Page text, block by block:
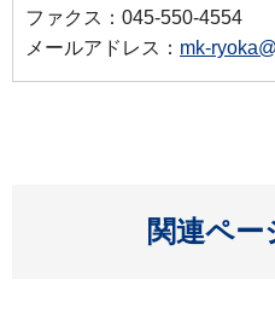
ファクス：045-550-4554
メールアドレス： mk-
関連ペー